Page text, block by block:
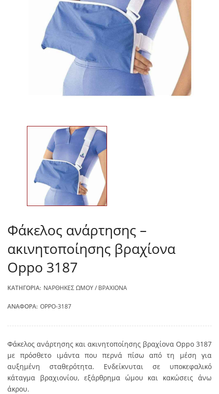
Φάκελος ανάρτησης –
ακινητοποίησης βραχίονα
Oppo 3187
ΚΑΤΗΓΟΡΊΑ: ΝΆΡΘΗΚΕΣ ΏΜΟΥ / ΒΡΑΧΊΟΝΑ
ΑΝΑΦΟΡΆ: OPPO-3187
Φάκελος ανάρτησης και ακινητοποίησης βραχίονα Oppo 3187
με πρόσθετο ιμάντα που περνά πίσω από τη μέση για
αυξημένη σταθερότητα. Ενδείκνυται σε υποκεφαλικό
κάταγμα βραχιονίου, εξάρθρημα ώμου και κακώσεις άνω
άκρου.